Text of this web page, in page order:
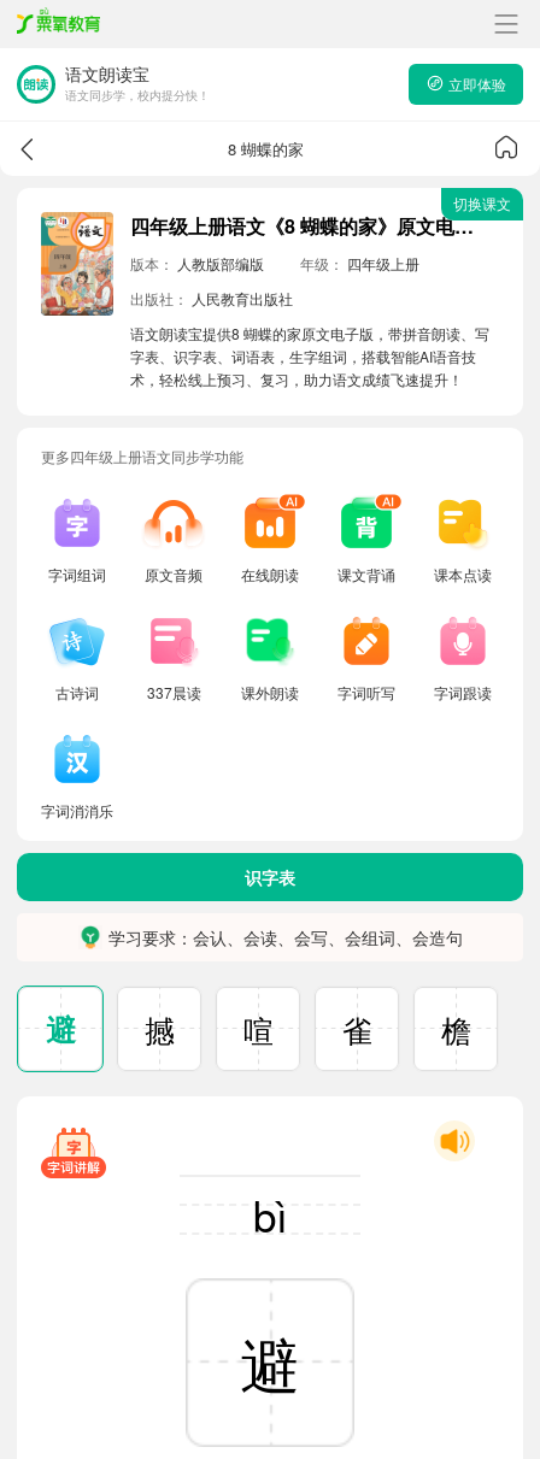
语文朗读宝
语文同步学，校内提分快！
立即体验
8 蝴蝶的家
四年级上册语文《8 蝴蝶的家》原文电子版带拼音朗读音频
版本： 人教版部编版 年级： 四年级上册
出版社：
人民教育出版社
语文朗读宝提供8 蝴蝶的家原文电子版，带拼音朗读、写
字表、识字表、词语表，生字组词，搭载智能AI语音技
术，轻松线上预习、复习，助力语文成绩飞速提升！
切换课文
更多四年级上册语文同步学功能
字词组词 原文音频 在线朗读 课文背诵 课本点读
古诗词 337晨读 课外朗读 字词听写 字词跟读
字词消消乐
识字表
学习要求：会认、会读、会写、会组词、会造句
避 撼 喧 雀 檐
bì
避